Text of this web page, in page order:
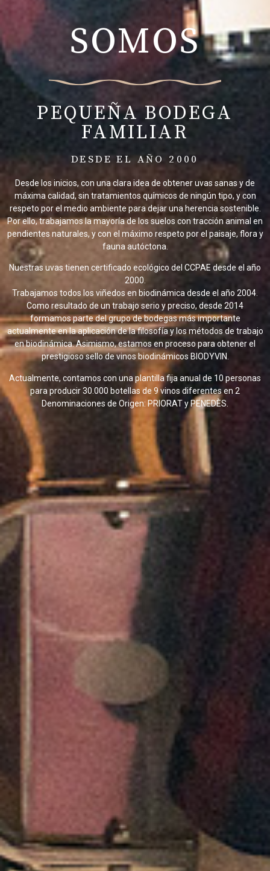
SOMOS
PEQUEÑA BODEGA
FAMILIAR
DESDE EL AÑO 2000
Desde los inicios, con una clara idea de obtener uvas sanas y de
máxima calidad, sin tratamientos químicos de ningún tipo, y con
respeto por el medio ambiente para dejar una herencia sostenible.
Por ello, trabajamos la mayoría de los suelos con tracción animal en
pendientes naturales, y con el máximo respeto por el paisaje, flora y
fauna autóctona.
Nuestras uvas tienen certificado ecológico del CCPAE desde el año
2000.
Trabajamos todos los viñedos en biodinámica desde el año 2004.
Como resultado de un trabajo serio y preciso, desde 2014
formamos parte del grupo de bodegas más importante
actualmente en la aplicación de la filosofía y los métodos de trabajo
en biodinámica. Asimismo, estamos en proceso para obtener el
prestigioso sello de vinos biodinámicos BIODYVIN.
Actualmente, contamos con una plantilla fija anual de 10 personas
para producir 30.000 botellas de 9 vinos diferentes en 2
Denominaciones de Origen: PRIORAT y PENEDÈS.